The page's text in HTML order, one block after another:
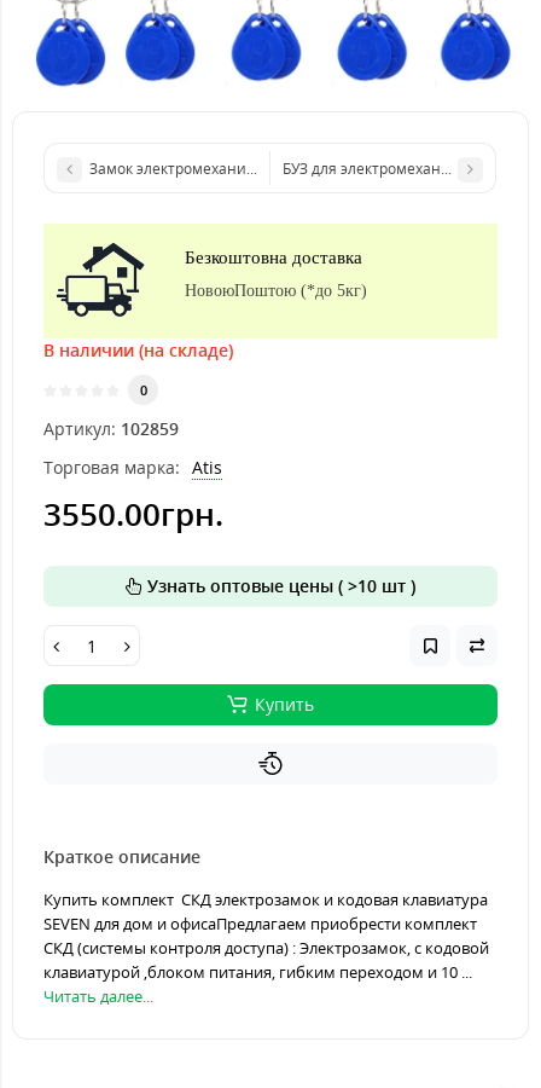
Замок электромеханический для откатных ворот VIRO V09
БУЗ для электромеханического
Безкоштовна доставка
НовоюПоштою (*до 5кг)
В наличии (на складе)
0
Артикул: 102859
Торговая марка: Atis
3550.00грн.
Узнать оптовые цены ( >10 шт )
Купить
Краткое описание
Купить комплект СКД электрозамок и кодовая клавиатура
SEVEN для дом и офисаПредлагаем приобрести комплект
СКД (системы контроля доступа) : Электрозамок, с кодовой
клавиатурой ,блоком питания, гибким переходом и 10 ...
Читать далее...